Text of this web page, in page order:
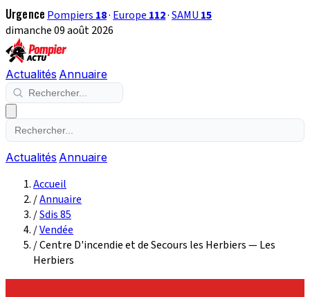
Urgence Pompiers 18· Europe 112·SAMU 15
dimanche 09 août 2026
Actualités Annuaire
Actualités Annuaire
Accueil
/Annuaire
/Sdis 85
/Vendée
/Centre D'incendie et de Secours les Herbiers — Les
Herbiers